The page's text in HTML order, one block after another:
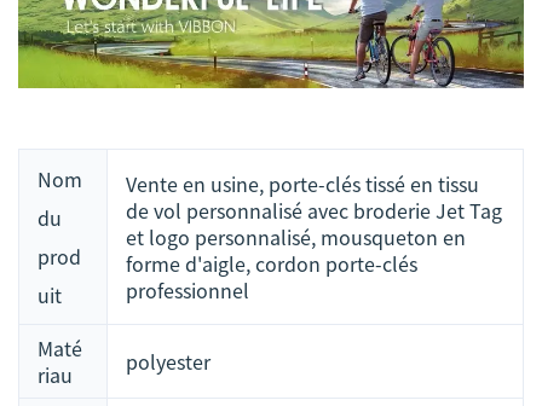
Nom
du
prod
uit
Vente en usine, porte-clés tissé en tissu
de vol personnalisé avec broderie Jet Tag
et logo personnalisé, mousqueton en
forme d'aigle, cordon porte-clés
professionnel
Maté
riau
polyester